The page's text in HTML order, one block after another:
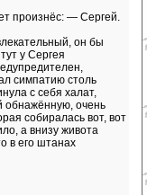
произнёс: — Сергей.
он бы
у Сергея
симпатию столь
с себя халат,
обнажённую, очень
собиралась вот, вот
а внизу живота
в его штанах